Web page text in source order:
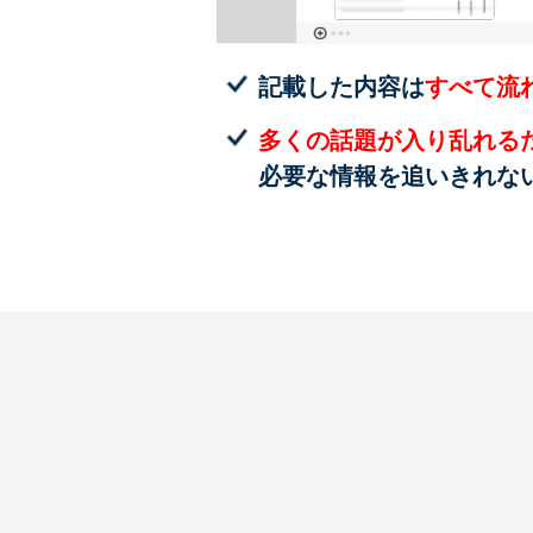
記載した内容はすべて流
多くの話題が入り乱れる
必要な情報を追いきれな